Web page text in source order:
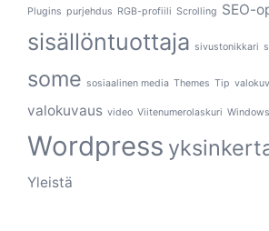
Plugins purjehdus RGB-profiili Scrolling SEO-
sisällöntuottaja sivustonikkari
some sosiaalinen media Themes Tip
valokuvaus video Viitenumerolaskuri
Wordpress
Yleistä